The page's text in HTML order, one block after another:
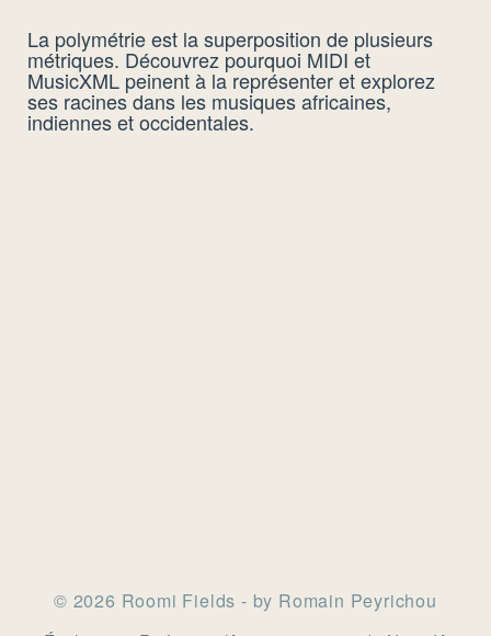
La polymétrie est la superposition de plusieurs
métriques. Découvrez pourquoi MIDI et
MusicXML peinent à la représenter et explorez
ses racines dans les musiques africaines,
indiennes et occidentales.
© 2026 Roomi Fields - by Romain Peyrichou